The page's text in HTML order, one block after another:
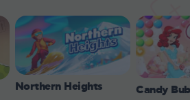
Northern Heights Candy